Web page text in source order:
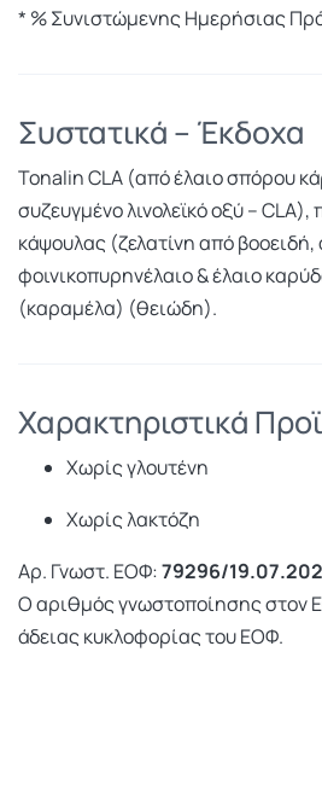
* % Συνιστώμενης Ημερήσιας
Συστατικά – Έκδοχα
Tonalin CLA (από έλαιο σπόρου
συζευγμένο λινολεϊκό οξύ –
κάψουλας (ζελατίνη από
φοινικοπυρηνέλαιο & έλαιο
(καραμέλα) (θειώδη).
Χαρακτηριστικά
Χωρίς γλουτένη
Χωρίς λακτόζη
Αρ. Γνωστ. ΕΟΦ:79296/
Ο αριθμός γνωστοποίησης στον
άδειας κυκλοφορίας του ΕΟΦ.